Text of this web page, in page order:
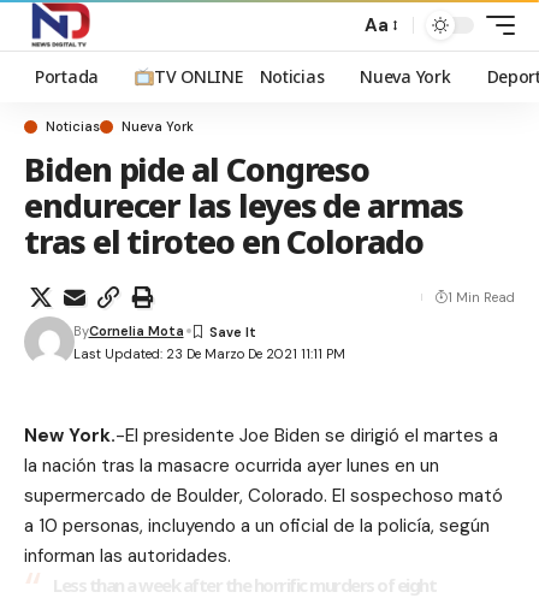
Aa
Portada TV ONLINE Noticias Nueva York
Noticias Nueva York
Biden pide al Congreso
endurecer las leyes de armas
tras el tiroteo en Colorado
Last Updated: 23 De Marzo De 2021 11:11 PM
ByCornelia Mota
1 Min Read
New York.-El presidente Joe Biden se dirigió el martes a
la nación tras la masacre ocurrida ayer lunes en un
supermercado de Boulder, Colorado. El sospechoso mató
a 10 personas, incluyendo a un oficial de la policía, según
informan las autoridades.